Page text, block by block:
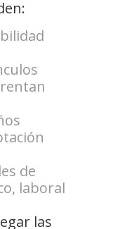
de
laboral
las